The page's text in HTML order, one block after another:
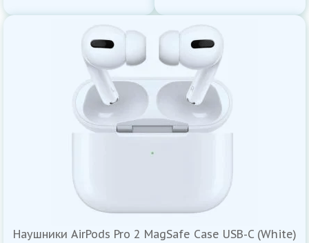
Наушники AirPods Pro 2 MagSafe Case USB-C (White)